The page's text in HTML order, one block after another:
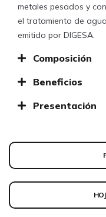
metales pesados y
el tratamiento de
emitido por DIGESA.
Composición
Beneficios
Presentación